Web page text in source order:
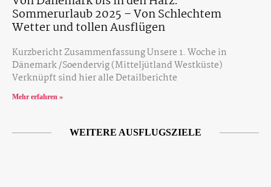
Sommerurlaub 2025 – Von Schlechtem
Wetter und tollen Ausflügen
Kurzbericht Zusammenfassung Unsere 1. Woche in
Dänemark /Soendervig (Mitteljütland Westküste)
Verknüpft sind hier alle Detailberichte
Mehr erfahren »
WEITERE AUSFLUGSZIELE